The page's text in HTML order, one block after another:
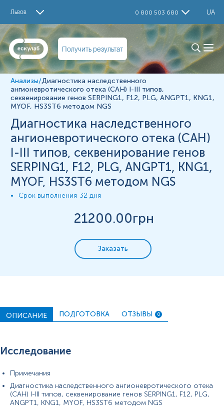
Львов 0 800 503 680 UA
Получить результат
Примечания
Диагностика наследственного ангионевротического
отека (САН) I-III типов, секвенирование генов
SERPING1, F12, PLG, ANGPT1, KNG1, MYOF, HS3ST6
методом NGS
Материал
цільна кров
*Единицы измерения, референтные значения и диапазон
измерений могут изменяться в соответствии с
изменением тест-систем.
Анализы/Диагностика наследственного
ангионевротического отека (САН) I-III типов,
секвенирование генов SERPING1, F12, PLG, ANGPT1, KNG1,
MYOF, HS3ST6 методом NGS
Диагностика наследственного
ангионевротического отека (САН)
I-III типов, секвенирование генов
SERPING1, F12, PLG, ANGPT1, KNG1,
MYOF, HS3ST6 методом NGS
Срок выполнения 32 дня
21200.00грн
Заказать
ОПИСАНИЕ ПОДГОТОВКА ОТЗЫВЫ 0
Исследование
Примечания
Диагностика наследственного ангионевротического отека
(САН) I-III типов, секвенирование генов SERPING1, F12, PLG,
ANGPT1, KNG1, MYOF, HS3ST6 методом NGS